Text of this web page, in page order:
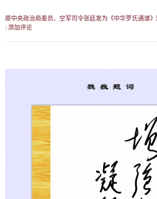
原中央政治局委员、空军司令张廷发为《中华罗氏通谱》
添加评论